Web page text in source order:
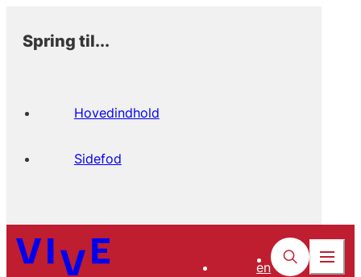
Spring til...
Hovedindhold
Sidefod
en